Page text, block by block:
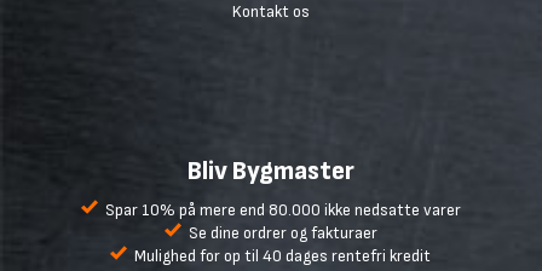
Kontakt os
Bliv Bygmaster
Spar 10% på mere end 80.000 ikke nedsatte varer
Se dine ordrer og fakturaer
Mulighed for op til 40 dages rentefri kredit